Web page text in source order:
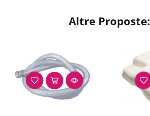
Altre Proposte: